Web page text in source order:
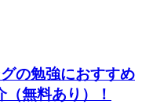
の勉強におすすめ
無料あり）！